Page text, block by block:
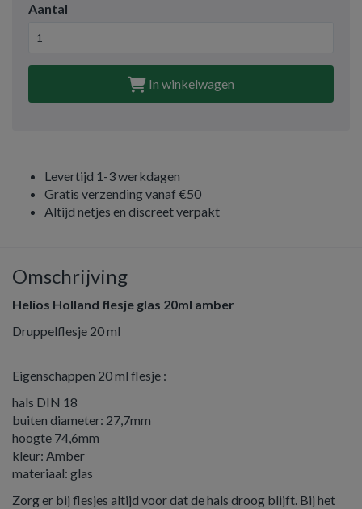
Aantal
In winkelwagen
Levertijd 1-3 werkdagen
Gratis verzending vanaf €50
Altijd netjes en discreet verpakt
Omschrijving
Helios Holland flesje glas 20ml amber
Druppelflesje 20 ml
Eigenschappen 20 ml flesje :
hals DIN 18
buiten diameter: 27,7mm
hoogte 74,6mm
kleur: Amber
materiaal: glas
Zorg er bij flesjes altijd voor dat de hals droog blijft. Bij het